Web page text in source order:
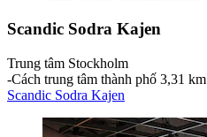
Scandic Sodra Kajen
Trung tâm Stockholm
‐Cách trung tâm thành phố 3,31 km
Scandic Sodra Kajen